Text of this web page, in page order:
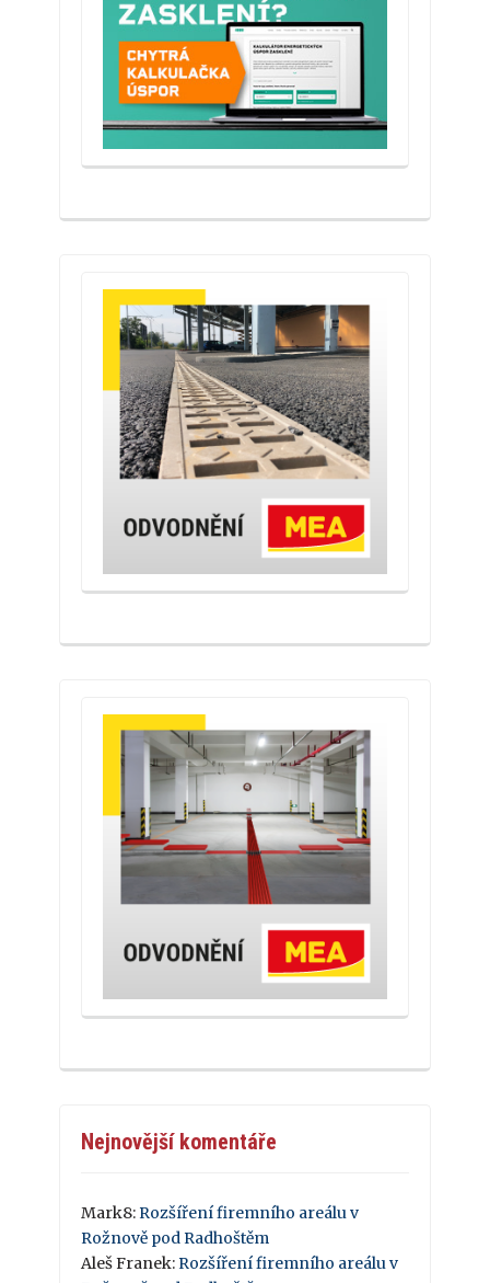
Nejnovější komentáře
Mark8: Rozšíření firemního areálu v
Rožnově pod Radhoštěm
Aleš Franek: Rozšíření firemního areálu v